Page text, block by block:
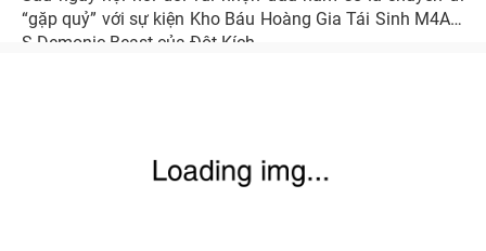
“gặp quỷ” với sự kiện Kho Báu Hoàng Gia Tái Sinh M4A1-
S-Demonic Beast của Đột Kích.